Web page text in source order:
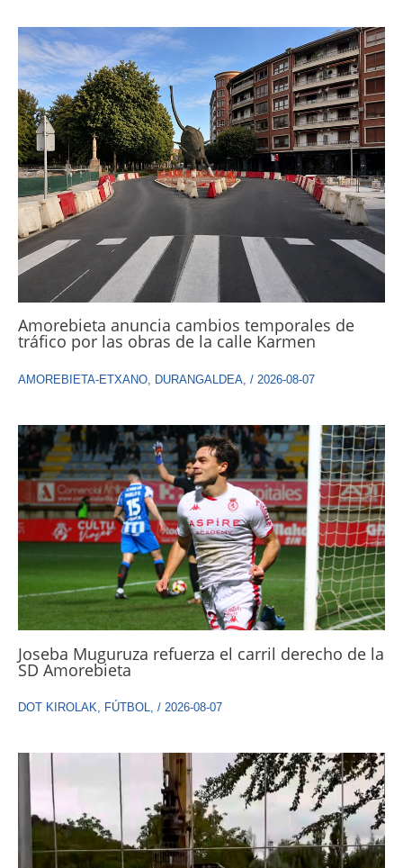
Amorebieta anuncia cambios temporales de
tráfico por las obras de la calle Karmen
AMOREBIETA-ETXANO DURANGALDEA / 2026-08-07
Joseba Muguruza refuerza el carril derecho de la
SD Amorebieta
DOT KIROLAK FÚTBOL / 2026-08-07